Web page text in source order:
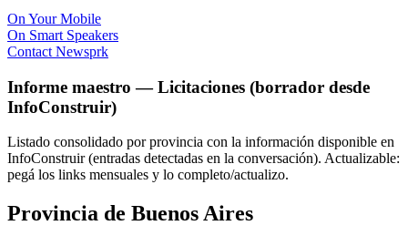
On Your Mobile
On Smart Speakers
Contact Newsprk
Informe maestro — Licitaciones (borrador desde
InfoConstruir)
Listado consolidado por provincia con la información disponible en
InfoConstruir (entradas detectadas en la conversación). Actualizable:
pegá los links mensuales y lo completo/actualizo.
Provincia de Buenos Aires